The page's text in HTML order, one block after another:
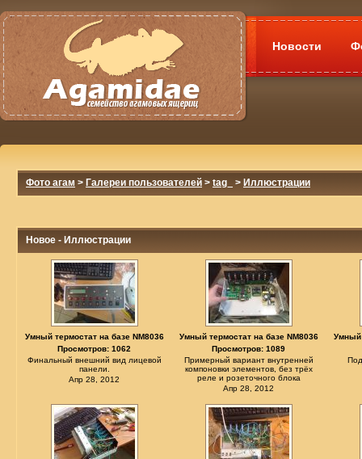
Новости
Фото агам > Галереи пользователей > tag_ > Иллюстрации
Новое - Иллюстрации
Умный термостат на базе NM8036
Просмотров: 1062
Финальный внешний вид лицевой
панели.
Апр 28, 2012
Умный термостат на базе NM8036
Просмотров: 1089
Примерный вариант внутренней
компоновки элементов, без трёх
реле и розеточного блока
Апр 28, 2012
Умный